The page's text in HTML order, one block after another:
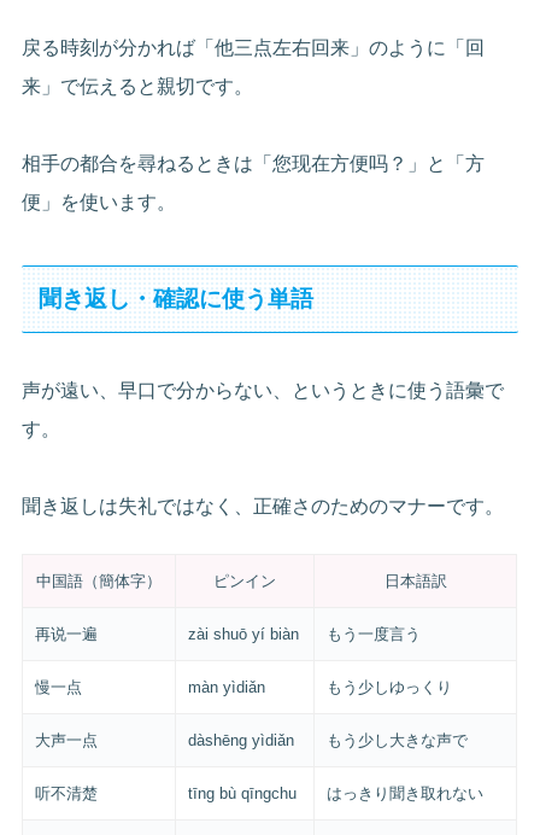
戻る時刻が分かれば「他三点左右回来」のように「回
来」で伝えると親切です。
相手の都合を尋ねるときは「您现在方便吗？」と「方
便」を使います。
聞き返し・確認に使う単語
声が遠い、早口で分からない、というときに使う語彙で
す。
聞き返しは失礼ではなく、正確さのためのマナーです。
中国語（簡体字） ピンイン 日本語訳
再说一遍 zài shuō yí biàn もう一度言う
慢一点 màn yìdiǎn もう少しゆっくり
大声一点 dàshēng yìdiǎn もう少し大きな声で
听不清楚 tīng bù qīngchu はっきり聞き取れない